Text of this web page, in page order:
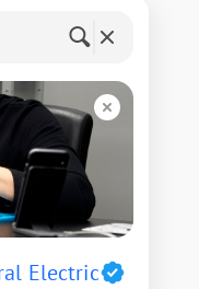
Electric